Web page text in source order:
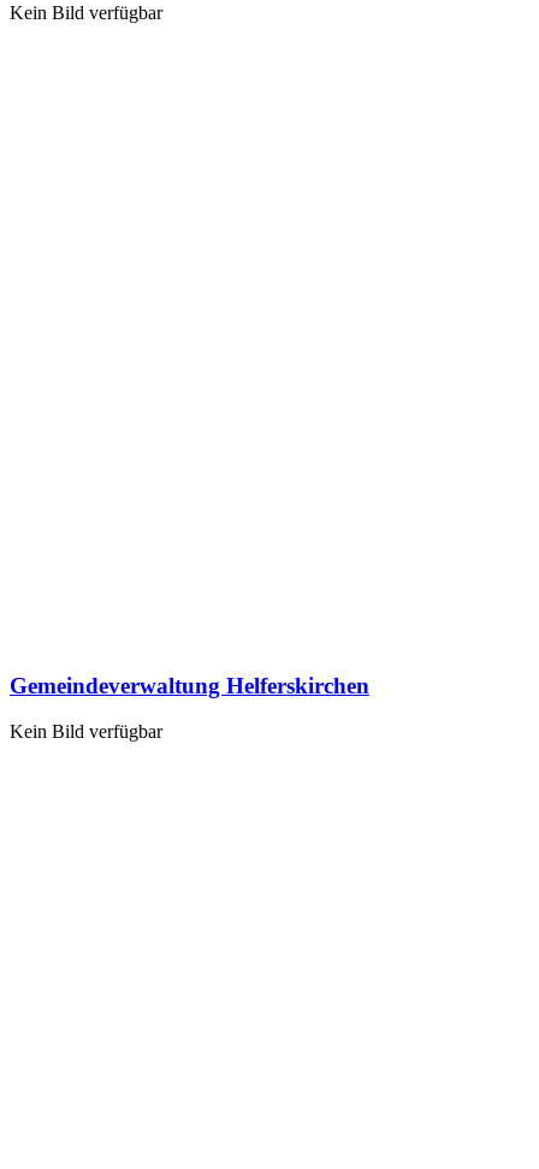
Kein Bild verfügbar
Gemeindeverwaltung Helferskirchen
Kein Bild verfügbar